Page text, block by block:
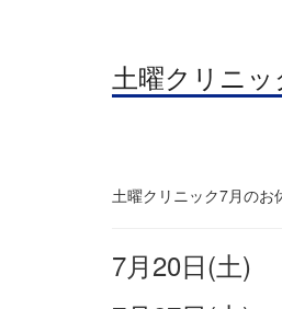
土曜クリニ
土曜クリニック7月のお
7月20日(土)